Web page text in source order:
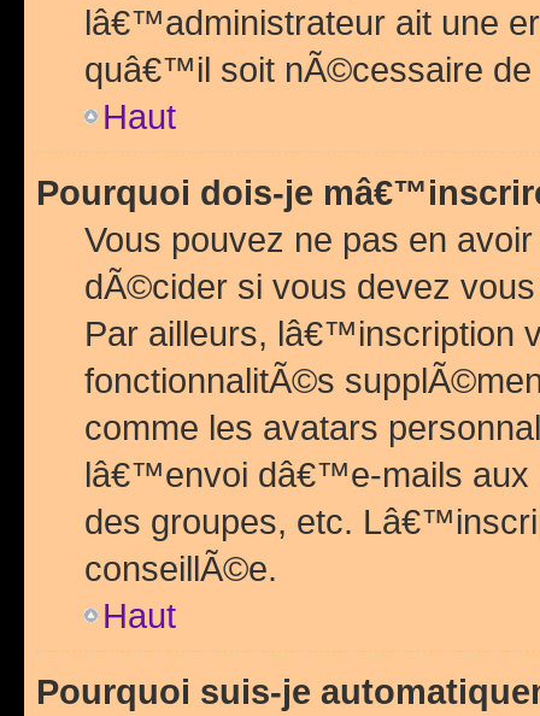
lâ€™administrateur ait une
quâ€™il soit nÃ©cessaire de
Haut
Pourquoi dois-je
Vous pouvez ne pas en
dÃ©cider si vous devez
Par ailleurs, lâ€™inscription
fonctionnalitÃ©s
comme les avatars
lâ€™envoi dâ€™e-mails
des groupes, etc.
conseillÃ©e.
Haut
Pourquoi suis-je